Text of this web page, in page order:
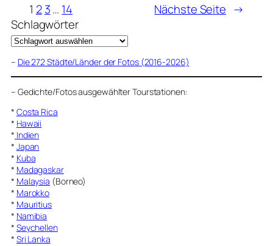
1 2 3… 14 Nächste Seite →
Schlagwörter
– Die 272 Städte/Länder der Fotos (2016-2026)
– Gedichte/Fotos ausgewählter Tourstationen:
* Costa Rica
* Hawaii
* Indien
* Japan
* Kuba
* Madagaskar
* Malaysia (Borneo)
* Marokko
* Mauritius
* Namibia
* Seychellen
* Sri Lanka